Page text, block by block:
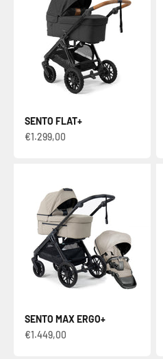
SENTO FLAT+
Verkaufspreis
€1.299,00
SENTO MAX ERGO+
Verkaufspreis
€1.449,00